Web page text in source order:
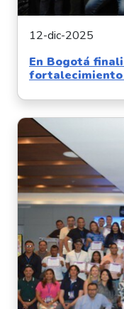
12-dic-2025
En Bogotá
fortalecimiento